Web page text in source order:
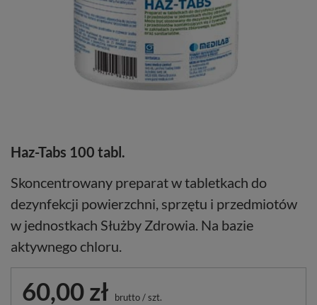
Haz-Tabs 100 tabl.
Skoncentrowany preparat w tabletkach do
dezynfekcji powierzchni, sprzętu i przedmiotów
w jednostkach Służby Zdrowia. Na bazie
aktywnego chloru.
60,00 zł brutto/szt.